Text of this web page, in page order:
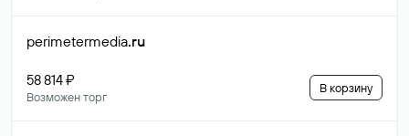
perimetermedia.ru
58 814 ₽
Возможен торг
В корзину